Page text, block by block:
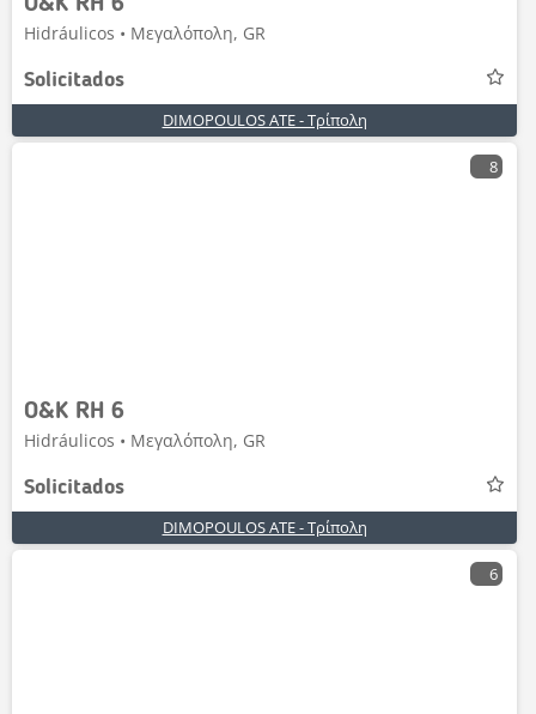
O&K RH 6
Hidráulicos • Μεγαλόπολη, GR
Solicitados
DIMOPOULOS ATE - Τρίπολη
8
O&K RH 6
Hidráulicos • Μεγαλόπολη, GR
Solicitados
DIMOPOULOS ATE - Τρίπολη
6